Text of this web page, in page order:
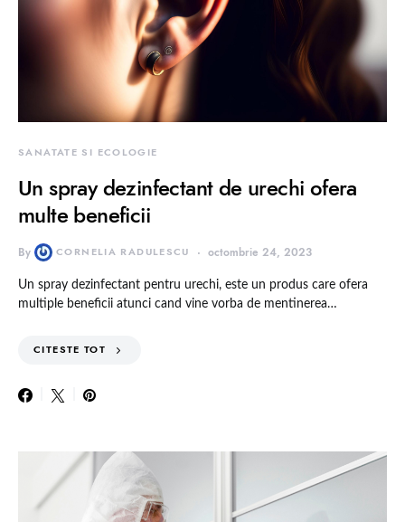
SANATATE SI ECOLOGIE
Un spray dezinfectant de urechi ofera
multe beneficii
By CORNELIA RADULESCU octombrie 24, 2023
Un spray dezinfectant pentru urechi, este un produs care ofera
multiple beneficii atunci cand vine vorba de mentinerea…
CITESTE TOT